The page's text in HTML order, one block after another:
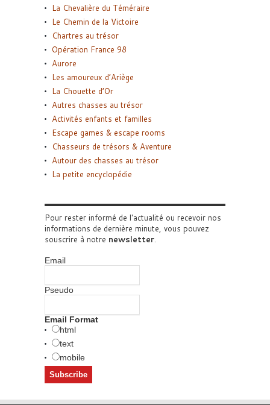
La Chevalière du Téméraire
Le Chemin de la Victoire
Chartres au trésor
Opération France 98
Aurore
Les amoureux d’Ariège
La Chouette d’Or
Autres chasses au trésor
Activités enfants et familles
Escape games & escape rooms
Chasseurs de trésors & Aventure
Autour des chasses au trésor
La petite encyclopédie
Pour rester informé de l'actualité ou recevoir nos
informations de dernière minute, vous pouvez
souscrire à notre newsletter.
Email
Pseudo
Email Format
html
text
mobile